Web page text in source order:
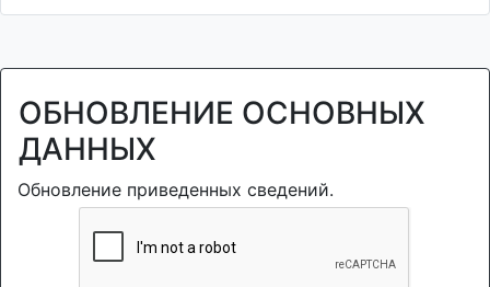
ОБНОВЛЕНИЕ ОСНОВНЫХ
ДАННЫХ
Обновление приведенных сведений.